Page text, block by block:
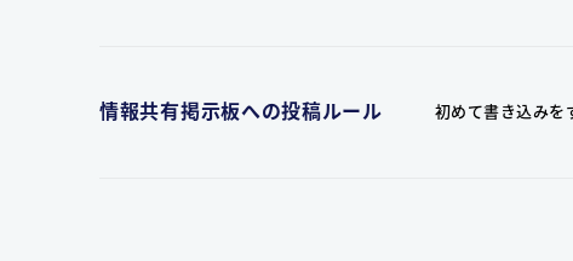
情報共有掲示板への投稿ルール 初めて書き込みを